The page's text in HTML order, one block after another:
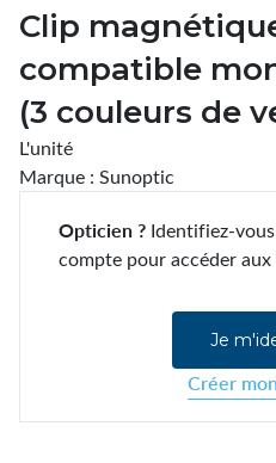
Clip
compatible
(3 couleurs de
L'unité
Marque : Sunoptic
Opticien ? Identifiez-
compte pour accéder
Je
Créer